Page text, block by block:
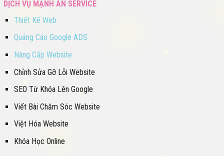
DỊCH VỤ MẠNH AN SERVICE
Thiết Kế Web
Quảng Cáo Google ADS
Nâng Cấp Website
Chỉnh Sửa Gỡ Lỗi Website
SEO Từ Khóa Lên Google
Viết Bài Chăm Sóc Website
Việt Hóa Website
Khóa Học Online